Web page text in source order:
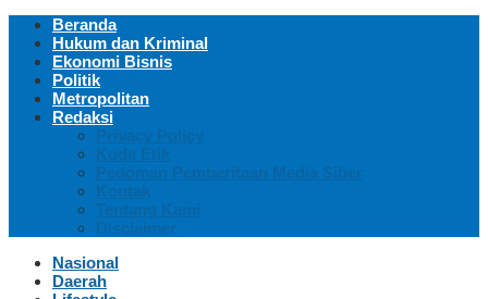
Beranda
Hukum dan Kriminal
Ekonomi Bisnis
Politik
Metropolitan
Redaksi
Privacy Policy
Kode Etik
Pedoman Pemberitaan Media Siber
Kontak
Tentang Kami
Disclaimer
Nasional
Daerah